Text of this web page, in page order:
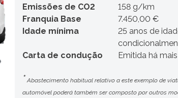
Emissões de CO2
158 g/km
Franquia Base
7.450,00 €
Idade mínima
25 anos de
Carta de condução
Emitida há
*Abastecimento habitual relativo a este exemplo de
automóvel poderá também ser composto por outros